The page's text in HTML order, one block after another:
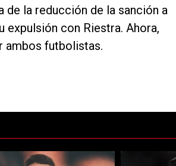
de la reducción de la sanción a
expulsión con Riestra. Ahora,
ambos futbolistas.
sorpresiva cláusula que incluyó Atlético
artículo de tendencia con el título "Burgos
Un artículo